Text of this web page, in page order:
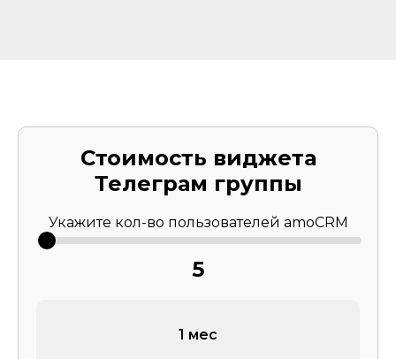
Стоимость виджета
Телеграм группы
Укажите кол-во пользователей amoCRM
5
1 мес